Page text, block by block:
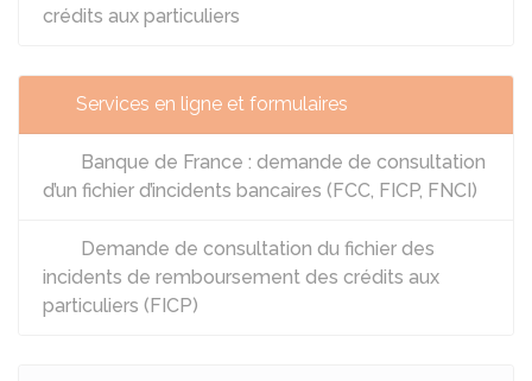
crédits aux particuliers
Services en ligne et formulaires
Banque de France : demande de consultation
d’un fichier d’incidents bancaires (FCC, FICP, FNCI)
Demande de consultation du fichier des
incidents de remboursement des crédits aux
particuliers (FICP)